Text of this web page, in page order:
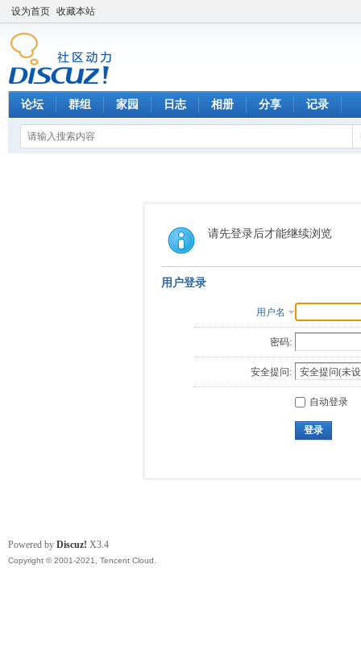
设为首页 收藏本站
论坛 群组 家园 日志 相册 分享 记录
请先登录后才能继续浏览
用户登录
用户名
密码:
安全提问:
自动登录
登录
Powered by Discuz! X3.4
Copyright © 2001-2021, Tencent Cloud.